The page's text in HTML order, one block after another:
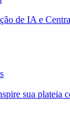
de IA e
sua plateia